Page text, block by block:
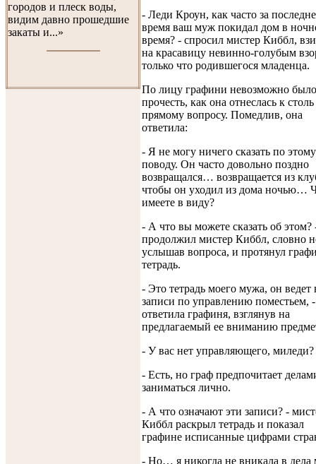
городов и плеск воды,
видим давно прошедшие
закаты и...»
- Леди Кроун, как часто за
время ваш муж покидал дом в
время? - спросил мистер Киббл,
на красавицу невинно-голубым
только что родившегося младенца.
По лицу графини невозможно было
прочесть, как она отнеслась к столь
прямому вопросу. Помедлив, она
ответила:
- Я не могу ничего сказать по этому
поводу. Он часто довольно поздно
возвращался… возвращается из
чтобы он уходил из дома ночью…
имеете в виду?
- А что вы можете сказать об этом?
продолжил мистер Киббл, словно
услышав вопроса, и протянул
тетрадь.
- Это тетрадь моего мужа, он ведет
записи по управлению поместьем, -
ответила графиня, взглянув на
предлагаемый ее вниманию
- У вас нет управляющего, миледи?
- Есть, но граф предпочитает
заниматься лично.
- А что означают эти записи? -
Киббл раскрыл тетрадь и показал
графине исписанные цифрами
- Но… я никогда не вникала в дела